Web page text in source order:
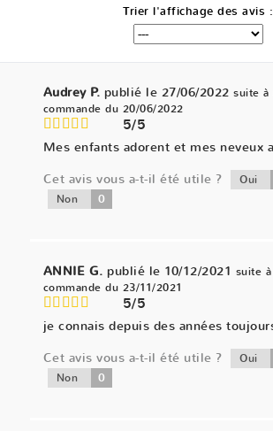
Trier l'affichage des avis :
Audrey P. publié le 27/06/2022 suite à
commande du 20/06/2022
5/5
Mes enfants adorent et mes neveux
Cet avis vous a-t-il été utile ?
Oui
Non 0
ANNIE G.publié le 10/12/2021 suite
commande du 23/11/2021
5/5
je connais depuis des années
Cet avis vous a-t-il été utile ?
Oui
Non 0